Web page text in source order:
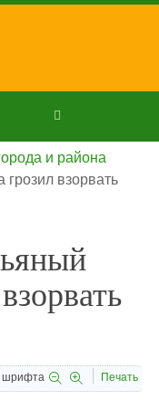
и района
взорвать
шрифта Печать